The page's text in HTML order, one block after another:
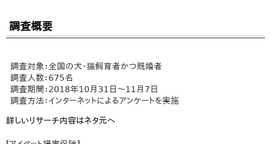
調査概要
調査対象：全国の犬・猫飼育者かつ既婚者
調査人数：675名
調査期間：2018年10月31日～11月7日
調査方法：インターネットによるアンケートを実施
詳しいリサーチ内容はネタ元へ